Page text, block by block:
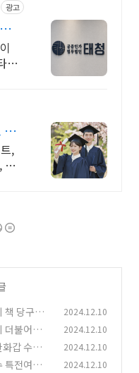
광고
임
,
편
책 당구선
2024.12.10
불어민주
2024.12.10
갑 수석대
2024.12.10
특전여단 2024.12.10